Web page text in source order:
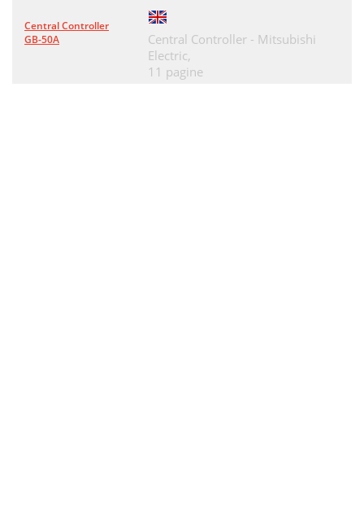
Central Controller
GB-50A
Central Controller - Mitsubishi
Electric,
11 pagine